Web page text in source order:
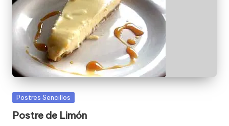
Publicada
Postres Sencillos
Postre de Limón